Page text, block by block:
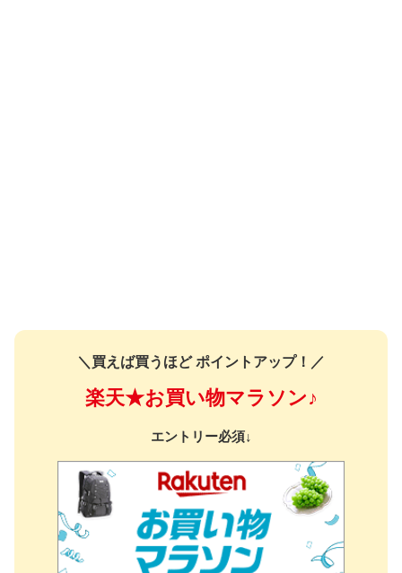
＼買えば買うほど ポイントアップ！／
楽天★お買い物マラソン♪
エントリー必須↓